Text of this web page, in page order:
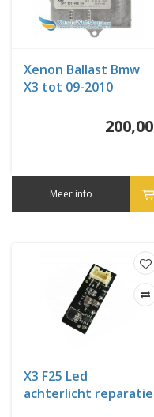
Xenon Ballast Bmw
X3 tot 09-2010
200,00
Meer info
X3 F25 Led
achterlicht reparatie